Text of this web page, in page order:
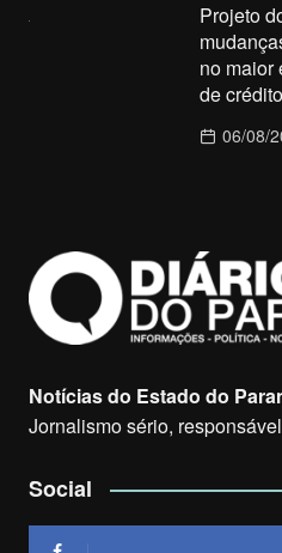
Projeto
no maior
de
06/08/
Notícias do Estado do
Jornalismo sério,
Social